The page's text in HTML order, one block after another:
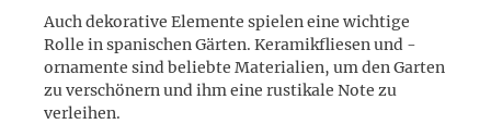
Auch dekorative Elemente spielen eine wichtige
Rolle in spanischen Gärten. Keramikfliesen und -
ornamente sind beliebte Materialien, um den Garten
zu verschönern und ihm eine rustikale Note zu
verleihen.